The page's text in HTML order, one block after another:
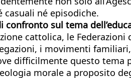
casuali né episodiche.
confronto sul tema
cattolica, le
i movimenti
difficilmente questo tema
morale a proposito